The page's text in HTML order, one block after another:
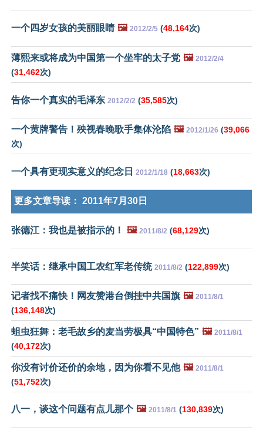
一个四岁女孩的美丽眼睛 🖼️ 2012/2/5 (48,164次)
薄熙来或将成为中国第一个坐牢的太子党 🖼️ 2012/2/4
(31,462次)
告你一个真实的毛泽东 2012/2/2 (35,585次)
一个黄牌警告！殃视春晚歌手集体沦陷 🖼️ 2012/1/26 (39,066
次)
一个具有更现实意义的纪念日 2012/1/18 (18,663次)
更多文章导读： 2011年7月30日
张德江：我也是被指示的！ 🖼️ 2011/8/2 (68,129次)
半笑话：继承中国工农红军老传统 2011/8/2 (122,899次)
记者找不痛快！网友赞港台倒挂中共国旗 🖼️ 2011/8/1
(136,148次)
蛆虫狂舞：老毛故乡的麦当劳极具“中国特色” 🖼️ 2011/8/1
(40,172次)
你没有讨价还价的余地，因为你看不见他 🖼️ 2011/8/1
(51,752次)
八一，谈这个问题有点儿那个 🖼️ 2011/8/1 (130,839次)